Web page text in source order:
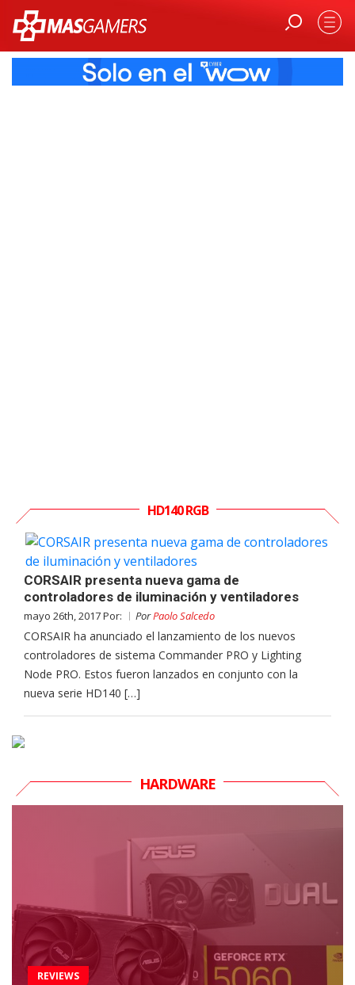
HD140 RGB
CORSAIR presenta nueva gama de
controladores de iluminación y ventiladores
mayo 26th, 2017 Por: PorPaolo Salcedo
CORSAIR ha anunciado el lanzamiento de los nuevos
controladores de sistema Commander PRO y Lighting
Node PRO. Estos fueron lanzados en conjunto con la
nueva serie HD140 […]
HARDWARE
REVIEWS